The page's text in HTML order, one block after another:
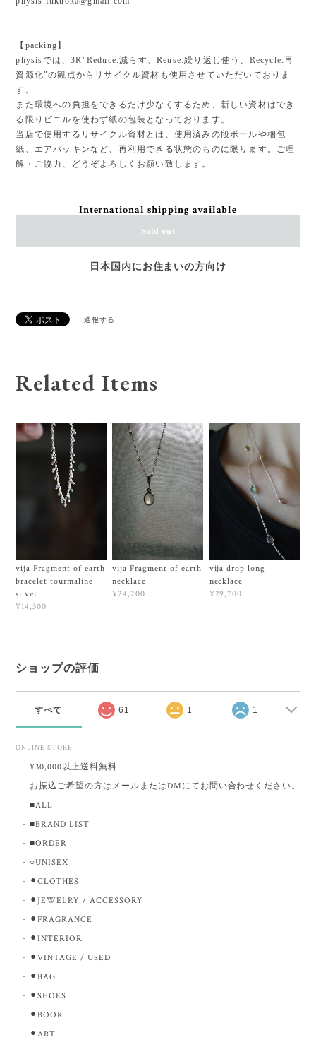
【packing】
physisでは、3R"Reduce:減らす、Reuse:繰り返し使う、Recycle:再
資源化"の観点からリサイクル資材も使用させていただいておりま
す。
また環境への負担をできるだけ少なくするため、新しい資材はでき
る限りビニルを使わず紙の包装となっております。
当店で使用するリサイクル資材とは、使用済みの段ボールや梱包
紙、エアパッキンなど、再利用できる状態のものに限ります。ご理
解・ご協力、どうぞよろしくお願い致します。
International shipping available
Sold out
日本国内にお住まいの方向け
通報する
Related Items
vija Fragment of earth
bracelet tourmaline
silver
¥14,300
vija Fragment of earth
necklace
¥24,200
vija drop long
necklace
¥29,700
ショップの評価
すべて 61 1 1
ONLINE STORE
¥30,000以上送料無料
お振込ご希望の方はメールまたはDMにてお問い合わせください。
■ALL
■BRAND LIST
■ORDER
○UNISEX
⚫︎CLOTHES
⚫︎JEWELRY / ACCESSORY
⚫︎FRAGRANCE
⚫︎INTERIOR
⚫︎VINTAGE / USED
⚫︎BAG
⚫︎SHOES
⚫︎BOOK
⚫︎ART